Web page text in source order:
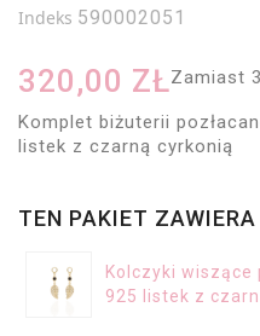
Indeks 590002051
320,00 ZŁZamiast
Komplet biżuterii
listek z czarną cyrkonią
TEN PAKIET ZAWIERA
Kolczyki wiszące
925 listek z